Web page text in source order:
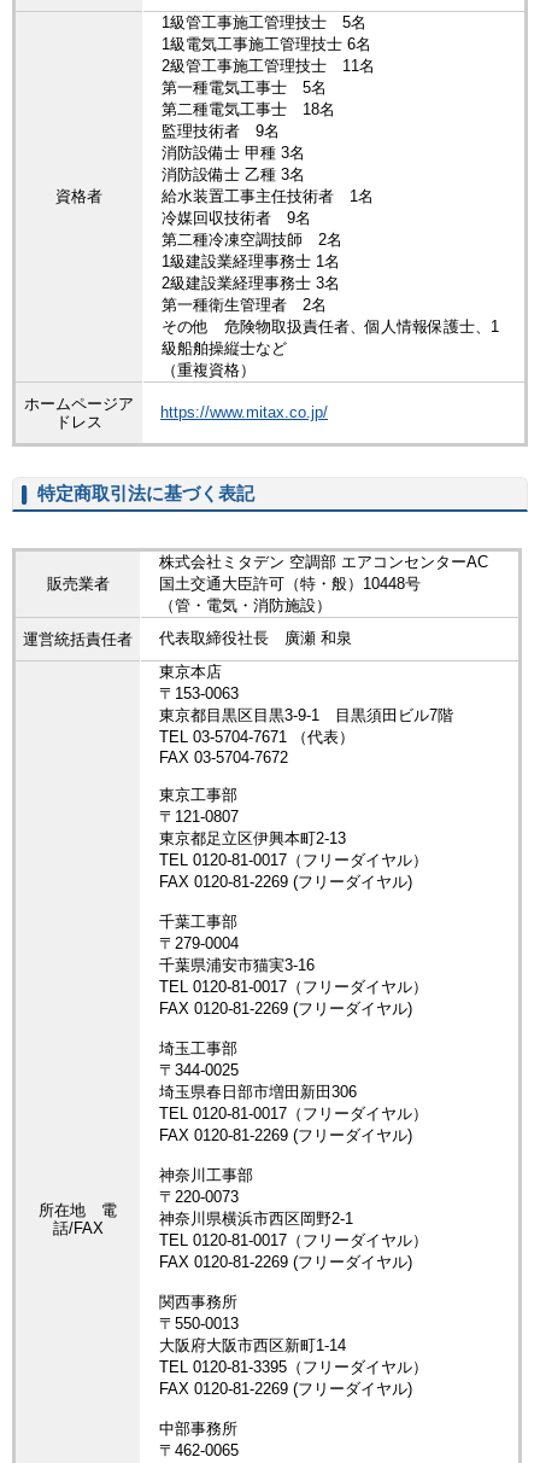
資格者
1級管工事施工管理技士 5名
1級電気工事施工管理技士 6名
2級管工事施工管理技士 11名
第一種電気工事士 5名
第二種電気工事士 18名
監理技術者 9名
消防設備士 甲種 3名
消防設備士 乙種 3名
給水装置工事主任技術者 1名
冷媒回収技術者 9名
第二種冷凍空調技師 2名
1級建設業経理事務士 1名
2級建設業経理事務士 3名
第一種衛生管理者 2名
その他 危険物取扱責任者、個人情報保護士、1
級船舶操縦士など
（重複資格）
ホームページア
ドレス
https://www.mitax.co.jp/
特定商取引法に基づく表記
販売業者
株式会社ミタデン 空調部 エアコンセンターAC
国土交通大臣許可（特・般）10448号
（管・電気・消防施設）
運営統括責任者
代表取締役社長 廣瀬 和泉
所在地 電
話/FAX